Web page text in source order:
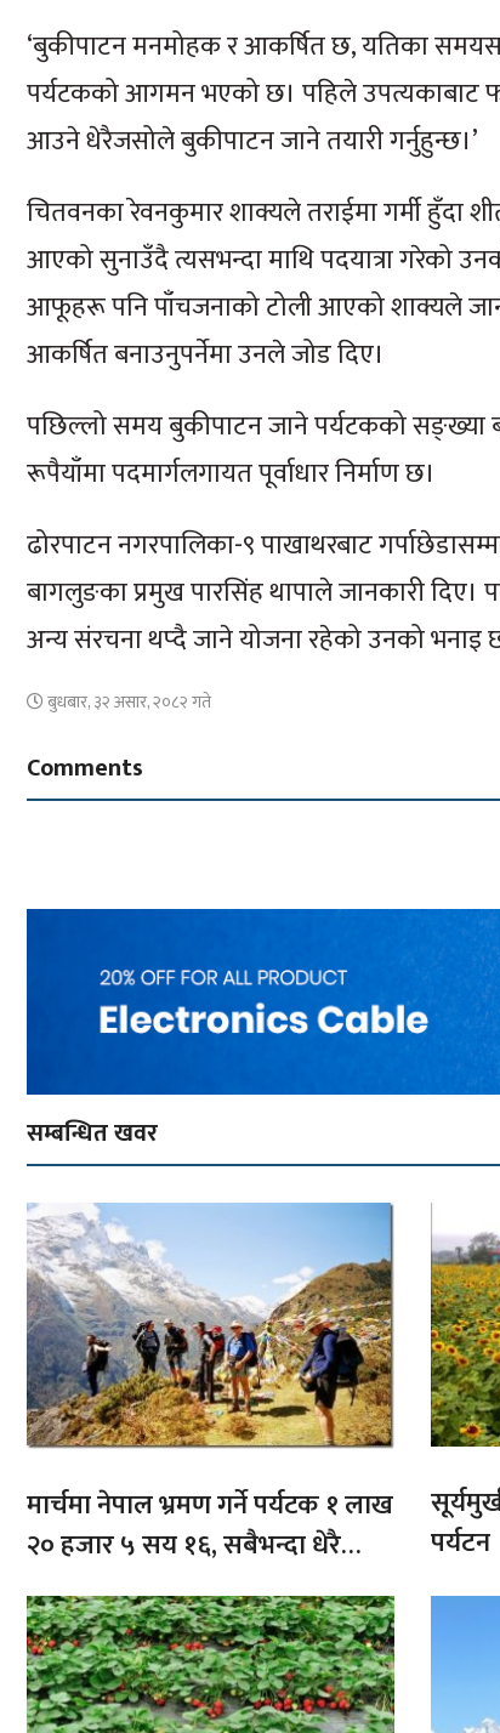
‘बुकीपाटन मनमोहक र आकर्षित छ, यतिका
पर्यटकको आगमन भएको छ। पहिले उपत्यकाबाट
आउने धेरैजसोले बुकीपाटन जाने तयारी गर्नुहुन्छ।’
चितवनका रेवनकुमार शाक्यले तराईमा गर्मी हुँदा
आएको सुनाउँदै त्यसभन्दा माथि पदयात्रा गरेको
आफूहरू पनि पाँचजनाको टोली आएको शाक्यले
आकर्षित बनाउनुपर्नेमा उनले जोड दिए।
पछिल्लो समय बुकीपाटन जाने पर्यटकको
रूपैयाँमा पदमार्गलगायत पूर्वाधार निर्माण छ।
ढोरपाटन नगरपालिका-९ पाखाथरबाट
बागलुङका प्रमुख पारसिंह थापाले जानकारी दिए।
अन्य संरचना थप्दै जाने योजना रहेको उनको भनाइ
बुधबार, ३२ असार, २०८२ गते
Comments
सम्बन्धित खवर
मार्चमा नेपाल भ्रमण गर्ने पर्यटक १ लाख
२० हजार ५ सय १६, सबैभन्दा धेरै
भारतबाट
पर्यटन